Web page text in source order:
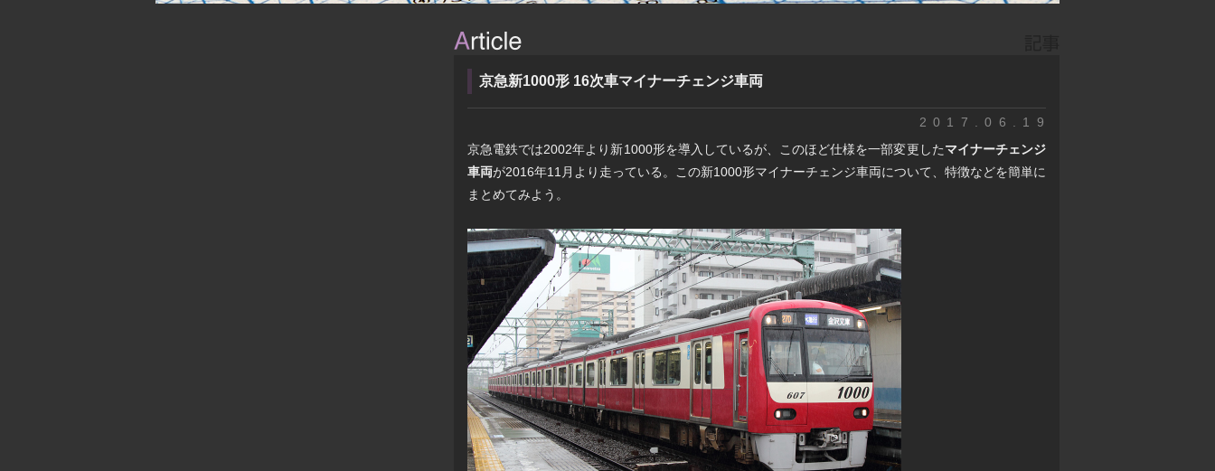
京急新1000形 16次車マイナーチェンジ車両
2017.06.19
京急電鉄では2002年より新1000形を導入しているが、このほど仕様を一部変更したマイナーチェンジ
車両が2016年11月より走っている。この新1000形マイナーチェンジ車両について、特徴などを簡単に
まとめてみよう。